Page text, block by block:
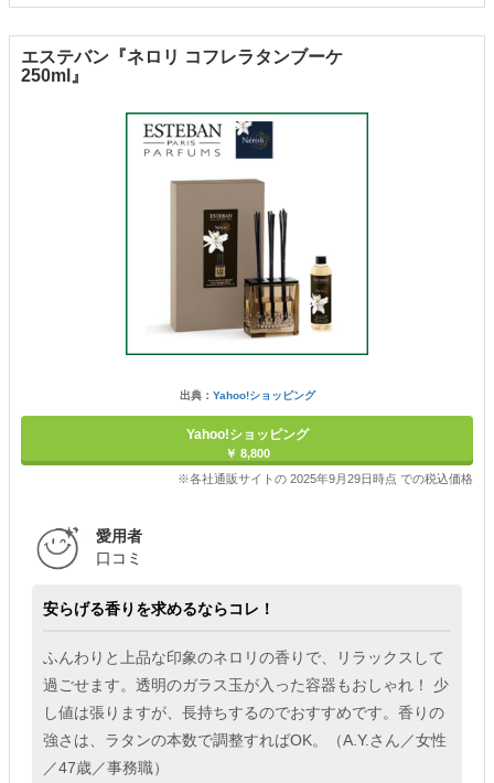
エステバン『ネロリ コフレラタンブーケ
250ml』
出典： Yahoo!ショッピング
Yahoo!ショッピング
￥ 8,800
※各社通販サイトの 2025年9月29日時点 での税込価格
愛用者
口コミ
安らげる香りを求めるならコレ！
ふんわりと上品な印象のネロリの香りで、リラックスして
過ごせます。透明のガラス玉が入った容器もおしゃれ！ 少
し値は張りますが、長持ちするのでおすすめです。香りの
強さは、ラタンの本数で調整すればOK。（A.Y.さん／女性
／47歳／事務職）